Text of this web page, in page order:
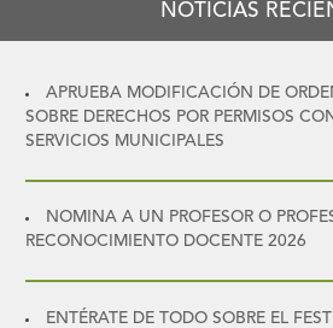
NOTICIAS
APRUEBA MODIFICACIÓN DE
SOBRE DERECHOS POR PERMISOS
SERVICIOS MUNICIPALES
NOMINA A UN PROFESOR O
RECONOCIMIENTO DOCENTE 2026
ENTÉRATE DE TODO SOBRE EL